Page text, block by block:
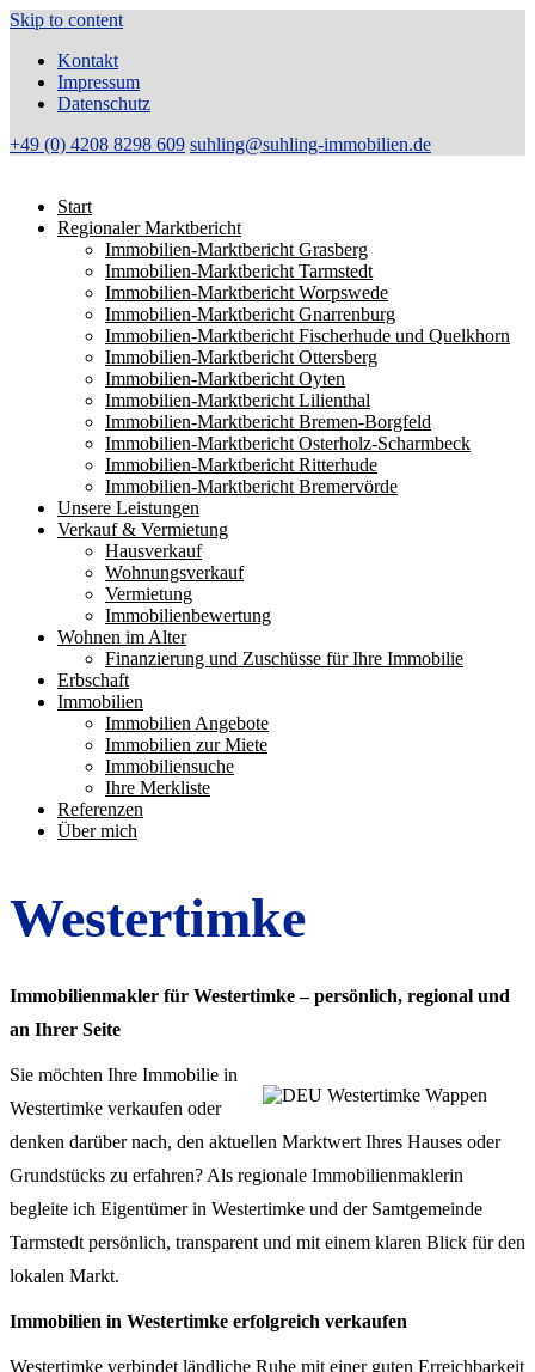
Skip to content
Kontakt
Impressum
Datenschutz
+49 (0) 4208 8298 609 suhling@suhling-immobilien.de
Start
Regionaler Marktbericht
Immobilien-Marktbericht Grasberg
Immobilien-Marktbericht Tarmstedt
Immobilien-Marktbericht Worpswede
Immobilien-Marktbericht Gnarrenburg
Immobilien-Marktbericht Fischerhude und Quelkhorn
Immobilien-Marktbericht Ottersberg
Immobilien-Marktbericht Oyten
Immobilien-Marktbericht Lilienthal
Immobilien-Marktbericht Bremen-Borgfeld
Immobilien-Marktbericht Osterholz-Scharmbeck
Immobilien-Marktbericht Ritterhude
Immobilien-Marktbericht Bremervörde
Unsere Leistungen
Verkauf & Vermietung
Hausverkauf
Wohnungsverkauf
Vermietung
Immobilienbewertung
Wohnen im Alter
Finanzierung und Zuschüsse für Ihre Immobilie
Erbschaft
Immobilien
Immobilien Angebote
Immobilien zur Miete
Immobiliensuche
Ihre Merkliste
Referenzen
Über mich
Westertimke
Immobilienmakler für Westertimke – persönlich, regional und
an Ihrer Seite
Sie möchten Ihre Immobilie in
Westertimke verkaufen oder
denken darüber nach, den aktuellen Marktwert Ihres Hauses oder
Grundstücks zu erfahren? Als regionale Immobilienmaklerin
begleite ich Eigentümer in Westertimke und der Samtgemeinde
Tarmstedt persönlich, transparent und mit einem klaren Blick für den
lokalen Markt.
Immobilien in Westertimke erfolgreich verkaufen
Westertimke verbindet ländliche Ruhe mit einer guten Erreichbarkeit